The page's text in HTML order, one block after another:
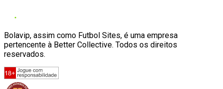
Bolavip, assim como Futbol Sites, é uma empresa
pertencente à Better Collective. Todos os direitos
reservados.